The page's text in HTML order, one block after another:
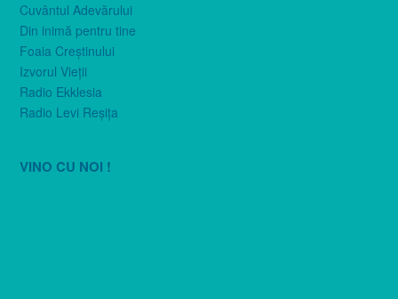
Cuvântul Adevărului
Din inimă pentru tine
Foaia Creştinului
Izvorul Vieţii
Radio Ekklesia
Radio Levi Reşiţa
VINO CU NOI !